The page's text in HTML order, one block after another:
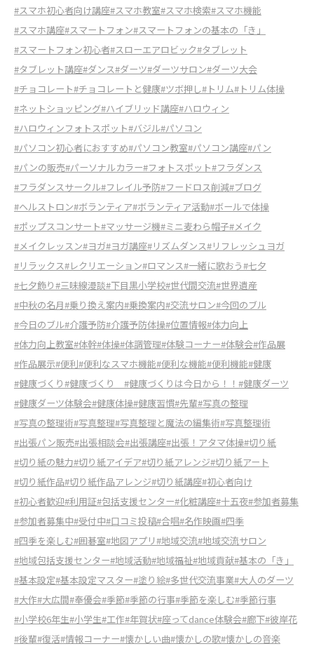
#スマホ初心者向け講座#スマホ教室#スマホ検索#スマホ機能
#スマホ講座#スマートフォン#スマートフォンの基本の「き」
#スマートフォン初心者#スローエアロビック#タブレット
#タブレット講座#ダンス#ダーツ#ダーツサロン#ダーツ大会
#チョコレート#チョコレートと健康#ツボ押し#トリム#トリム体操
#ネットショッピング#ハイブリッド講座#ハロウィン
#ハロウィンフォトスポット#バジル#パソコン
#パソコン初心者におすすめ#パソコン教室#パソコン講座#パン
#パンの販売#パーソナルカラー#フォトスポット#フラダンス
#フラダンスサークル#フレイル予防#フードロス削減#ブログ
#ヘルストロン#ボランティア#ボランティア活動#ボールで体操
#ポップスコンサート#マッサージ機#ミニ麦わら帽子#メイク
#メイクレッスン#ヨガ#ヨガ講座#リズムダンス#リフレッシュヨガ
#リラックス#レクリエーション#ロマンス#一緒に歌おう#七夕
#七夕飾り#三味線漫談#下目黒小学校#世代間交流#世界遺産
#中秋の名月#乗り換え案内#乗換案内#交流サロン#今回のブル
#今日のブル#介護予防#介護予防体操#位置情報#体力向上
#体力向上教室#体幹#体操#体調管理#体験コーナー#体験会#作品展
#作品展示#便利#便利なスマホ機能#便利な機能#便利機能#健康
#健康づくり#健康づくり #健康づくりは今日から！！ #健康ダーツ
#健康ダーツ体験会#健康体操#健康習慣#先輩#写真の整理
#写真の整理術#写真整理#写真整理と魔法の編集術#写真整理術
#出張パン販売#出張相談会#出張講座#出張！アタマ体操#切り紙
#切り紙の魅力#切り紙アイデア#切り紙アレンジ#切り紙アート
#切り紙作品#切り紙作品アレンジ#切り紙講座#初心者向け
#初心者歓迎#利用証#包括支援センター#化粧講座#十五夜#参加者募集
#参加者募集中#受付中#口コミ投稿#合唱#名作映画#四季
#四季を楽しむ#囲碁室#地図アプリ#地域交流#地域交流サロン
#地域包括支援センター#地域活動#地域福祉#地域貢献#基本の「き」
#基本設定#基本設定マスター#塗り絵#多世代交流事業#大人のダーツ
#大作#大広間#奉優会#季節#季節の行事#季節を楽しむ#季節行事
#小学校6年生#小学生#工作#年賀状#座ってdance体験会#廊下#彼岸花
#後輩#復活#情報コーナー#懐かしい曲#懐かしの歌#懐かしの音楽